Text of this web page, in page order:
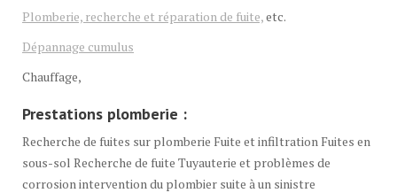
Plomberie, recherche et réparation de fuite,etc.
Dépannage cumulus
Chauffage,
Prestations plomberie :
Recherche de fuites sur plomberie Fuite et infiltration Fuites en
sous-sol Recherche de fuite Tuyauterie et problèmes de
corrosion intervention du plombier suite à un sinistre